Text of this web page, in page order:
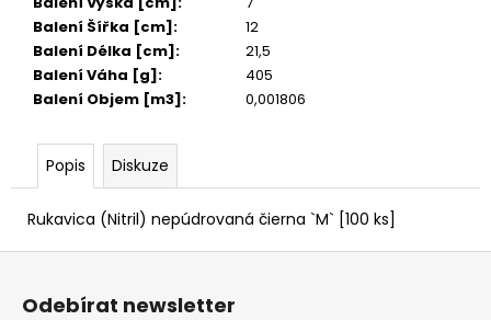
Balení Šířka [cm]:
12
Balení Délka [cm]:
21,5
Balení Váha [g]:
405
Balení Objem [m3]: 0,001806
Popis Diskuze
Rukavica (Nitril) nepúdrovaná čierna `M` [100 ks]
BAL.
59
Kč
Z
Odebírat newsletter